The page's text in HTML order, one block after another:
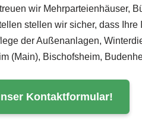
wir Mehrparteienhäuser,
stellen wir sicher, dass
der Außenanlagen,
(Main), Bischofsheim,
Kontaktformular!